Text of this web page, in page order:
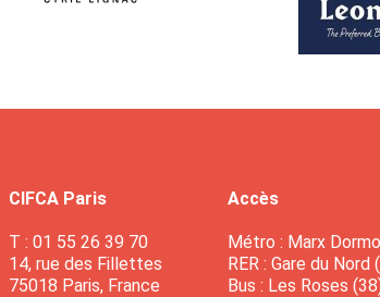
CIFCA Paris
T : 01 55 26 39 70
14, rue des Fillettes
75018 Paris, France
Accès
Métro : Marx
RER : Gare du
Bus : Les Roses